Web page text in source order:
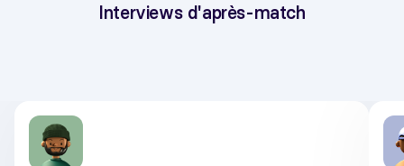
Interviews d'après-match